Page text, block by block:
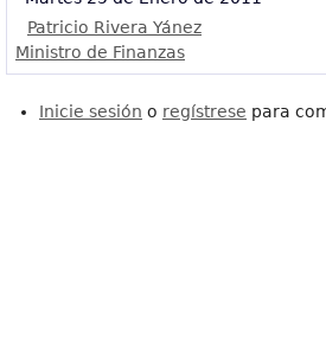
Patricio Rivera Yánez
Ministro de Finanzas
Inicie sesión o regístrese para